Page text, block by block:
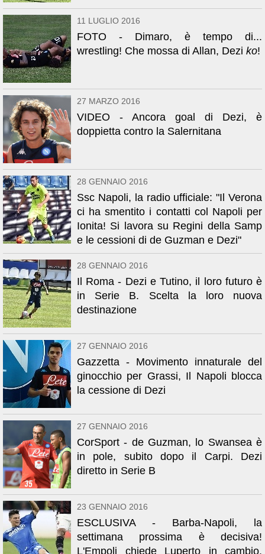
11 LUGLIO 2016
FOTO - Dimaro, è tempo di...
wrestling! Che mossa di Allan, Dezi ko!
27 MARZO 2016
VIDEO - Ancora goal di Dezi, è
doppietta contro la Salernitana
28 GENNAIO 2016
Ssc Napoli, la radio ufficiale: "Il Verona
ci ha smentito i contatti col Napoli per
Ionita! Si lavora su Regini della Samp
e le cessioni di de Guzman e Dezi"
28 GENNAIO 2016
Il Roma - Dezi e Tutino, il loro futuro è
in Serie B. Scelta la loro nuova
destinazione
27 GENNAIO 2016
Gazzetta - Movimento innaturale del
ginocchio per Grassi, Il Napoli blocca
la cessione di Dezi
27 GENNAIO 2016
CorSport - de Guzman, lo Swansea è
in pole, subito dopo il Carpi. Dezi
diretto in Serie B
23 GENNAIO 2016
ESCLUSIVA - Barba-Napoli, la
settimana prossima è decisiva!
L'Empoli chiede Luperto in cambio.